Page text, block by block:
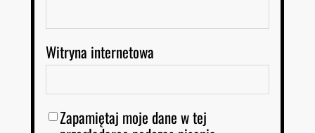
Witryna internetowa
Zapamiętaj moje dane w tej